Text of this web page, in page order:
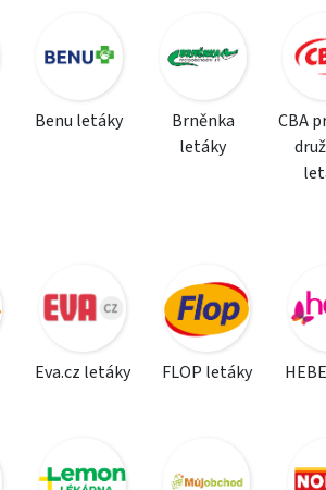
Benu letáky
Brněnka
letáky
CBA
Eva.cz letáky FLOP letáky